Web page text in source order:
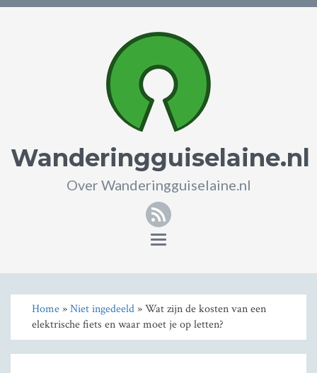
Wanderingguiselaine.nl
Over Wanderingguiselaine.nl
RSS
Toggle
Home»Niet ingedeeld» Wat zijn de kosten van een
elektrische fiets en waar moet je op letten?